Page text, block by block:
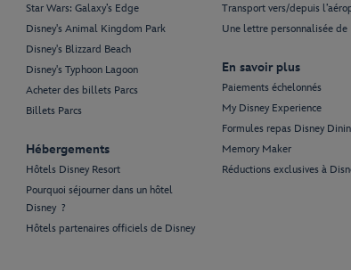
Star Wars: Galaxy’s Edge
Disney's Animal Kingdom Park
Disney's Blizzard Beach
Disney's Typhoon Lagoon
Acheter des billets Parcs
Billets Parcs
Hébergements
Hôtels Disney Resort
Pourquoi séjourner dans un hôtel
Disney ?
Hôtels partenaires officiels de Disney
Transport vers/depuis
Une lettre personnalisée de
En savoir plus
Paiements échelonnés
My Disney Experience
Formules repas Disney
Memory Maker
Réductions exclusives à